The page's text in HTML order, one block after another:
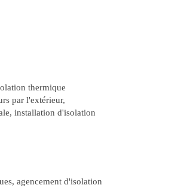
thermique
par l'extérieur,
installation d'isolation
agencement d'isolation